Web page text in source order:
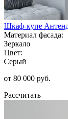
Шкаф-купе
Материал фасада:
Зеркало
Цвет:
Серый
от 80 000 руб.
Рассчитать